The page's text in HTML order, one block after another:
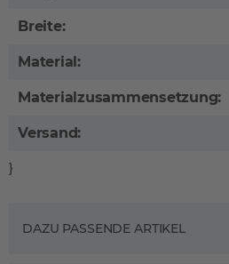
Breite:
Material:
Materialzusammensetzung:
Versand:
}
DAZU PASSENDE ARTIKEL